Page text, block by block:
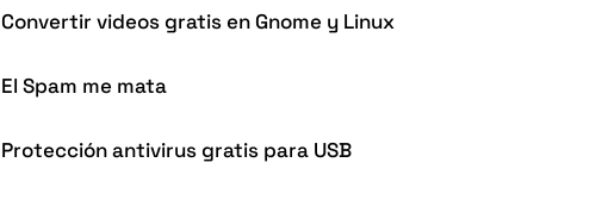
Convertir videos gratis en Gnome y Linux
El Spam me mata
Protección antivirus gratis para USB